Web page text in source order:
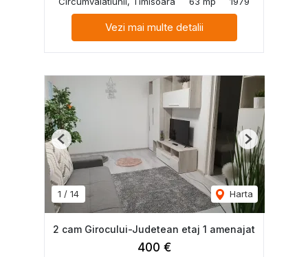
Vezi mai multe detalii
1 / 14 Harta
Previous Next
2 cam Girocului-Judetean etaj 1 amenajat
400 €